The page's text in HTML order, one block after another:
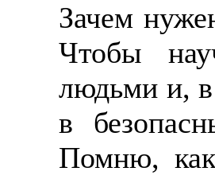
Зачем
Чтобы
людьми и,
в
Помню,